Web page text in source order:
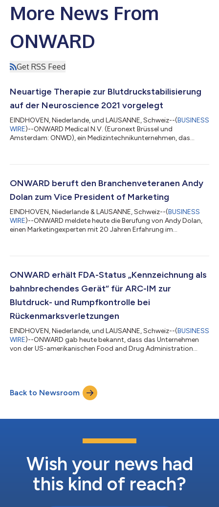
More News From
ONWARD
Get RSS Feed
Neuartige Therapie zur Blutdruckstabilisierung
auf der Neuroscience 2021 vorgelegt
EINDHOVEN, Niederlande, und LAUSANNE, Schweiz--(BUSINESS
WIRE)--ONWARD Medical N.V. (Euronext Brüssel und
Amsterdam: ONWD), ein Medizintechnikunternehmen, das
Rückenmarksverletzungen entwickelt, gab heute bekannt, dass
Neurowissenschaften an der Eidgenössischen Technischen
NeuroRestore, die Wi...
ONWARD beruft den Branchenveteranen Andy
Dolan zum Vice President of Marketing
EINDHOVEN, Niederlande & LAUSANNE, Schweiz--(BUSINESS
WIRE)--ONWARD meldete heute die Berufung von Andy Dolan,
einen Marketingexperten mit 20 Jahren Erfahrung im
bereits erfolgreich kommerzielle und Marketingstrategien
von ONWARD. „Andy kennt die spezifischen Bedürfnisse von
ONWARD erhält FDA-Status „Kennzeichnung als
bahnbrechendes Gerät“ für ARC-IM zur
Blutdruck- und Rumpfkontrolle bei
Rückenmarksverletzungen
EINDHOVEN, Niederlande, und LAUSANNE, Schweiz--(BUSINESS
WIRE)--ONWARD gab heute bekannt, dass das Unternehmen
von der US-amerikanischen Food and Drug Administration
das dritte Mal, dass ONWARD den Status eines
bahnbrechenden Geräts erhält, nachdem bereits das externe
System ARC-EX für die Funktion der oberen Extremitäten...
Back to Newsroom
Wish your news had
this kind of reach?